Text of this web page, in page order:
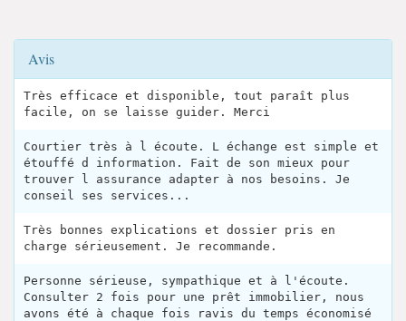
Avis
Très efficace et disponible, tout paraît plus
facile, on se laisse guider. Merci
Courtier très à l écoute. L échange est simple et
étouffé d information. Fait de son mieux pour
trouver l assurance adapter à nos besoins. Je
conseil ses services...
Très bonnes explications et dossier pris en
charge sérieusement. Je recommande.
Personne sérieuse, sympathique et à l'écoute.
Consulter 2 fois pour une prêt immobilier, nous
avons été à chaque fois ravis du temps économisé